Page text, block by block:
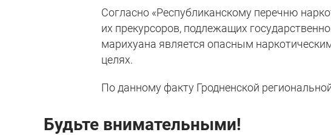
Согласно «Республиканскому перечню
их прекурсоров, подлежащих
марихуана является опасным
целях.
По данному факту Гродненской
Будьте внимательными!